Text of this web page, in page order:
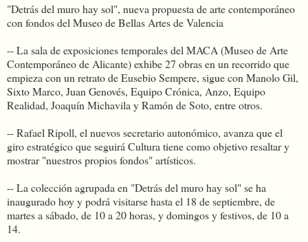
"Detrás del muro hay sol", nueva propuesta de arte contemporáneo
con fondos del Museo de Bellas Artes de Valencia
-- La sala de exposiciones temporales del MACA (Museo de Arte
Contemporáneo de Alicante) exhibe 27 obras en un recorrido que
empieza con un retrato de Eusebio Sempere, sigue con Manolo Gil,
Sixto Marco, Juan Genovés, Equipo Crónica, Anzo, Equipo
Realidad, Joaquín Michavila y Ramón de Soto, entre otros.
-- Rafael Ripoll, el nuevos secretario autonómico, avanza que el
giro estratégico que seguirá Cultura tiene como objetivo resaltar y
mostrar "nuestros propios fondos" artísticos.
-- La colección agrupada en "Detrás del muro hay sol" se ha
inaugurado hoy y podrá visitarse hasta el 18 de septiembre, de
martes a sábado, de 10 a 20 horas, y domingos y festivos, de 10 a
14.